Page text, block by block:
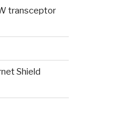
transceptor
Shield